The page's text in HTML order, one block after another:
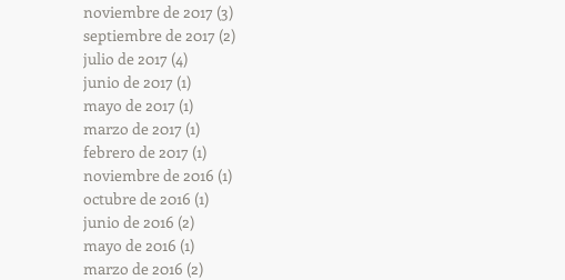
noviembre de 2017 (3)
septiembre de 2017 (2)
julio de 2017 (4)
junio de 2017 (1)
mayo de 2017 (1)
marzo de 2017 (1)
febrero de 2017 (1)
noviembre de 2016 (1)
octubre de 2016 (1)
junio de 2016 (2)
mayo de 2016 (1)
marzo de 2016 (2)